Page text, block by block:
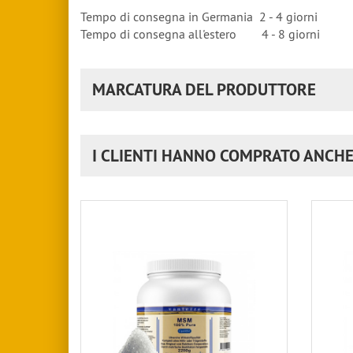
Tempo di consegna in Germania 2 - 4 giorni
Tempo di consegna all'estero 4 - 8 giorni
MARCATURA DEL PRODUTTORE
I CLIENTI HANNO COMPRATO ANCHE